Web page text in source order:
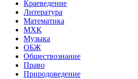
Краеведение
Литература
Математика
МХК
Музыка
ОБЖ
Обществознание
Право
Природоведение